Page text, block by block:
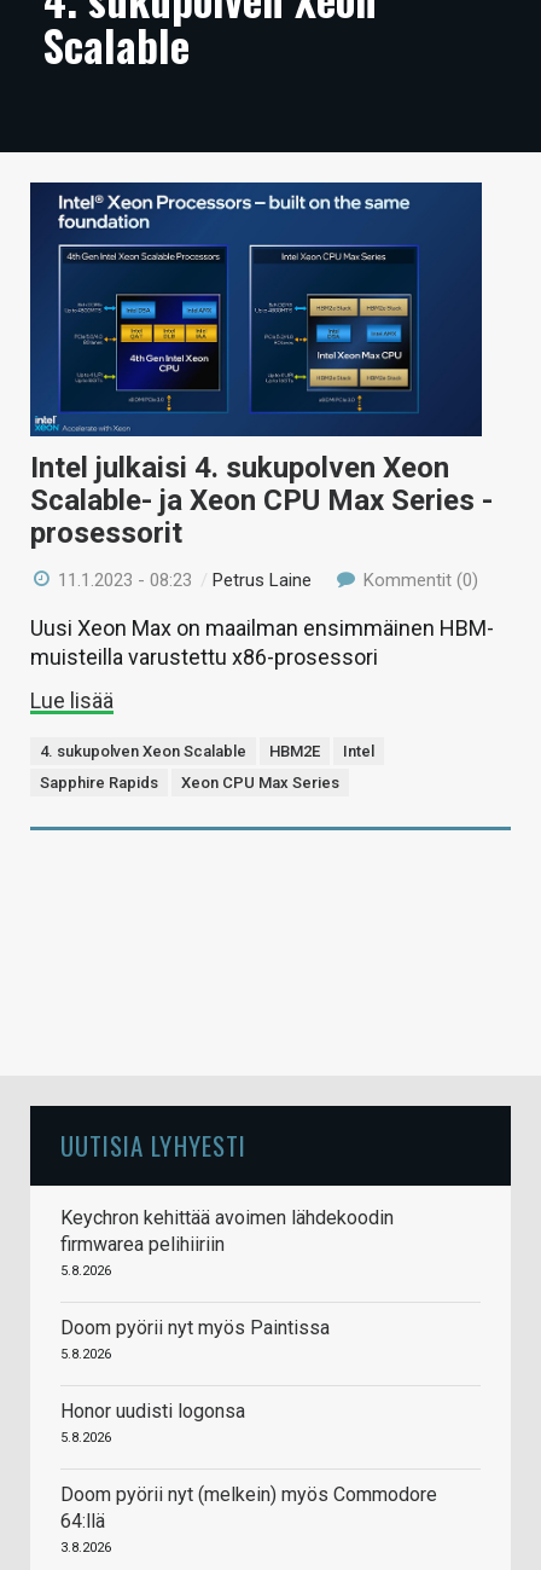
ARTIKKELIT
TIETOA
HINTA.FI
VAIHDA TEEMA
HAKU
Scalable
Intel julkaisi 4. sukupolven Xeon
Scalable- ja Xeon CPU Max Series -
prosessorit
11.1.2023 - 08:23 /Petrus Laine Kommentit (0)
Uusi Xeon Max on maailman ensimmäinen HBM-
muisteilla varustettu x86-prosessori
Lue lisää
4. sukupolven Xeon Scalable HBM2E
Intel
Sapphire Rapids
Xeon CPU Max Series
UUTISIA LYHYESTI
Keychron kehittää avoimen lähdekoodin
firmwarea pelihiiriin
5.8.2026
Doom pyörii nyt myös Paintissa
5.8.2026
Honor uudisti logonsa
5.8.2026
Doom pyörii nyt (melkein) myös Commodore
64:llä
3.8.2026